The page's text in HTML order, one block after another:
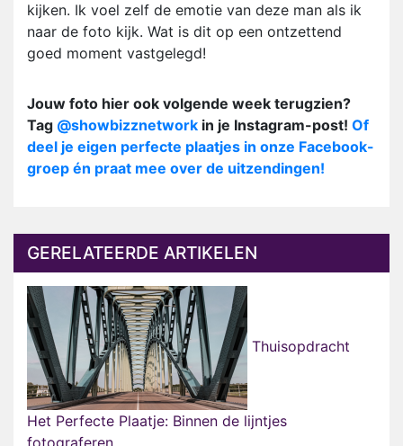
kijken. Ik voel zelf de emotie van deze man als ik
naar de foto kijk. Wat is dit op een ontzettend
goed moment vastgelegd!
Jouw foto hier ook volgende week terugzien?
Tag @showbizznetwork in je Instagram-post! Of
deel je eigen perfecte plaatjes in onze Facebook-
groep én praat mee over de uitzendingen!
GERELATEERDE ARTIKELEN
Thuisopdracht
Het Perfecte Plaatje: Binnen de lijntjes